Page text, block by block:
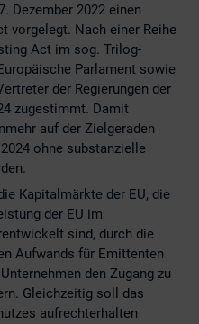
Dezember 2022 einen
vorgelegt. Nach einer Reihe
Act im sog. Trilog-
Parlament sowie
der Regierungen der
zugestimmt. Damit
auf der Zielgeraden
ohne substanzielle
Kapitalmärkte der EU, die
der EU im
sind, durch die
Aufwands für Emittenten
den Zugang zu
Gleichzeitig soll das
aufrechterhalten